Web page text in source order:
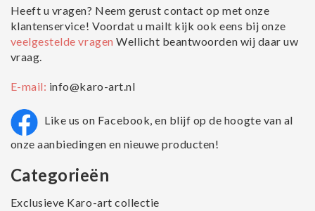
Heeft u vragen? Neem gerust contact op met onze
klantenservice! Voordat u mailt kijk ook eens bij onze
veelgestelde vragenWellicht beantwoorden wij daar uw
vraag.
E-mail: info@karo-art.nl
Like us on Facebook, en blijf op de hoogte van al
onze aanbiedingen en nieuwe producten!
Categorieën
Exclusieve Karo-art collectie